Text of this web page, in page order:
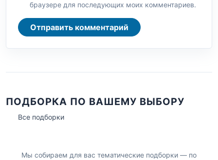
браузере для последующих моих комментариев.
Отправить комментарий
ПОДБОРКА ПО ВАШЕМУ ВЫБОРУ
Все подборки
Мы собираем для вас тематические подборки — по